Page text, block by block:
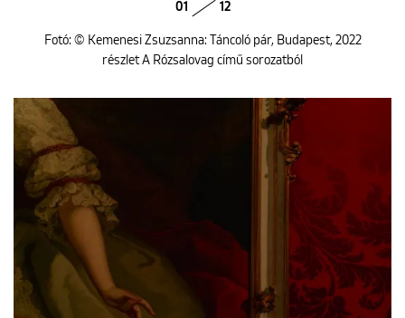
01 12
Fotó: © Kemenesi Zsuzsanna: Táncoló pár, Budapest, 2022
részlet A Rózsalovag című sorozatból